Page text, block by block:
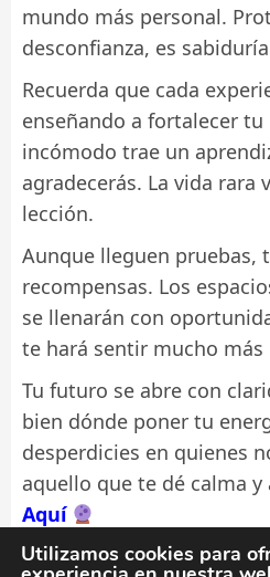
mundo más personal.
desconfianza, es
Recuerda que cada
enseñando a fortalecer
incómodo trae un
agradecerás. La vida rara
lección.
Aunque lleguen pruebas,
recompensas. Los
se llenarán con
te hará sentir mucho más
Tu futuro se abre con
bien dónde poner tu
desperdicies en quienes
aquello que te dé calma y
Aquí
Utilizamos cookies para